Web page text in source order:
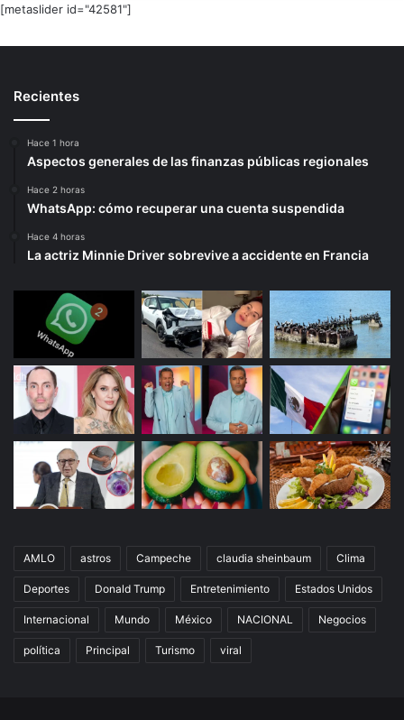
[metaslider id="42581"]
Recientes
Hace 1 hora
Aspectos generales de las finanzas públicas regionales
Hace 2 horas
WhatsApp: cómo recuperar una cuenta suspendida
Hace 4 horas
La actriz Minnie Driver sobrevive a accidente en Francia
AMLO astros Campeche claudia sheinbaum Clima
Deportes Donald Trump Entretenimiento Estados Unidos
Internacional Mundo México NACIONAL Negocios
política Principal Turismo viral